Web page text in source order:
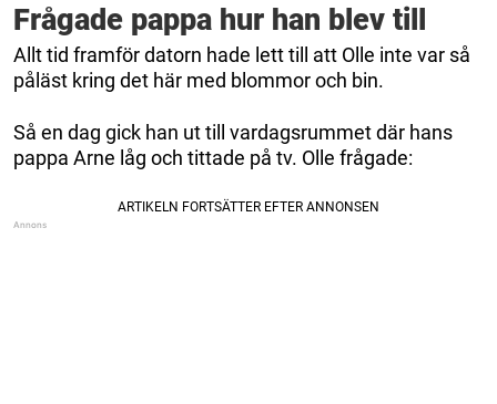
Frågade pappa hur han blev till
Allt tid framför datorn hade lett till att Olle inte var så
påläst kring det här med blommor och bin.
Så en dag gick han ut till vardagsrummet där hans
pappa Arne låg och tittade på tv. Olle frågade: